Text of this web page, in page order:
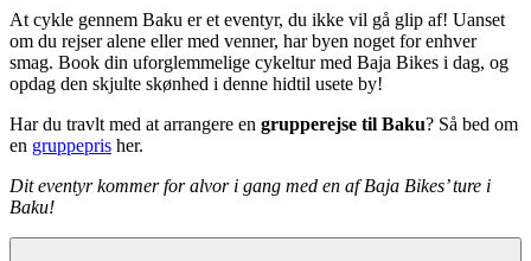
At cykle gennem Baku er et eventyr, du ikke vil gå glip af! Uanset
om du rejser alene eller med venner, har byen noget for enhver
smag. Book din uforglemmelige cykeltur med Baja Bikes i dag, og
opdag den skjulte skønhed i denne hidtil usete by!
Har du travlt med at arrangere en grupperejse til Baku? Så bed om
en gruppepris her.
Dit eventyr kommer for alvor i gang med en af Baja Bikes’ ture i
Baku!